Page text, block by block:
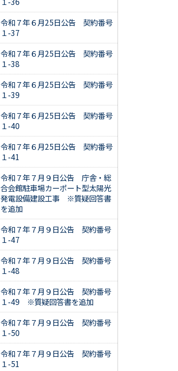
令和７年６月25日公告 契約番号
１-37
令和７年６月25日公告 契約番号
１-38
令和７年６月25日公告 契約番号
１-39
令和７年６月25日公告 契約番号
１-40
令和７年６月25日公告 契約番号
１-41
令和７年７月９日公告 庁舎・総
合会館駐車場カーポート型太陽光
発電設備建設工事 ※質疑回答書
を追加
令和７年７月９日公告 契約番号
１-47
令和７年７月９日公告 契約番号
１-48
令和７年７月９日公告 契約番号
１-49 ※質疑回答書を追加
令和７年７月９日公告 契約番号
１-50
令和７年７月９日公告 契約番号
１-51